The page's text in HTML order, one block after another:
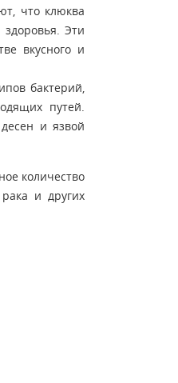
что клюква
Эти
вкусного и
бактерий,
путей.
и язвой
количество
и других